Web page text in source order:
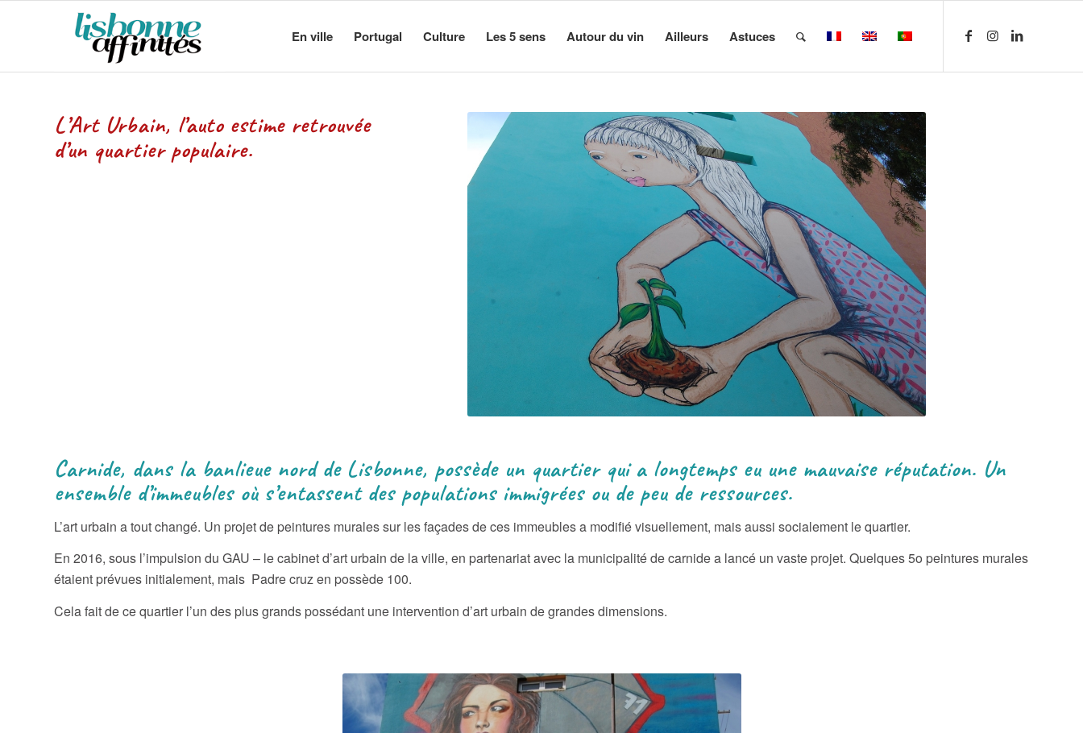
En ville Portugal Culture Les 5 sens Autour du vin Ailleurs Astuces
L’Art Urbain, l’auto estime retrouvée
d’un quartier populaire.
Carnide, dans la banlieue nord de Lisbonne, possède un quartier qui a longtemps eu une mauvaise réputation. Un
ensemble d’immeubles où s’entassent des populations immigrées ou de peu de ressources.
L’art urbain a tout changé. Un projet de peintures murales sur les façades de ces immeubles a modifié visuellement, mais aussi socialement le quartier.
En 2016, sous l’impulsion du GAU – le cabinet d’art urbain de la ville, en partenariat avec la municipalité de carnide a lancé un vaste projet. Quelques 5o peintures murales
étaient prévues initialement, mais Padre cruz en possède 100.
Cela fait de ce quartier l’un des plus grands possédant une intervention d’art urbain de grandes dimensions.